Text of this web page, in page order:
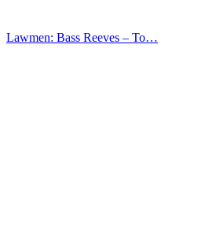
Lawmen: Bass Reeves – Το…